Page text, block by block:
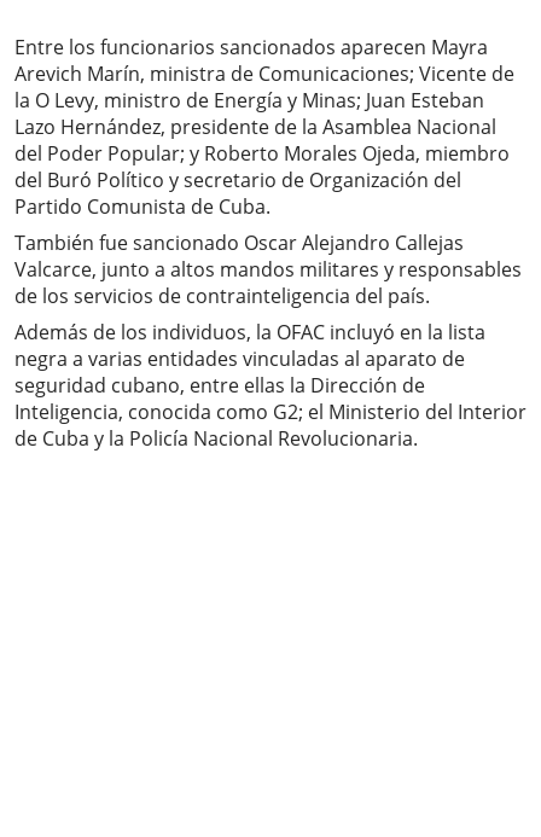
Entre los funcionarios sancionados aparecen Mayra
Arevich Marín, ministra de Comunicaciones; Vicente de
la O Levy, ministro de Energía y Minas; Juan Esteban
Lazo Hernández, presidente de la Asamblea Nacional
del Poder Popular; y Roberto Morales Ojeda, miembro
del Buró Político y secretario de Organización del
Partido Comunista de Cuba.
También fue sancionado Oscar Alejandro Callejas
Valcarce, junto a altos mandos militares y responsables
de los servicios de contrainteligencia del país.
Además de los individuos, la OFAC incluyó en la lista
negra a varias entidades vinculadas al aparato de
seguridad cubano, entre ellas la Dirección de
Inteligencia, conocida como G2; el Ministerio del Interior
de Cuba y la Policía Nacional Revolucionaria.